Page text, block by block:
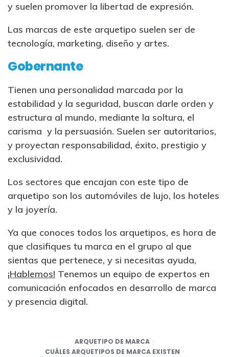
y suelen promover la libertad de expresión.
Las marcas de este arquetipo suelen ser de
tecnología, marketing, diseño y artes.
Gobernante
Tienen una personalidad marcada por la
estabilidad y la seguridad, buscan darle orden y
estructura al mundo, mediante la soltura, el
carisma y la persuasión. Suelen ser autoritarios,
y proyectan responsabilidad, éxito, prestigio y
exclusividad.
Los sectores que encajan con este tipo de
arquetipo son los automóviles de lujo, los hoteles
y la joyería.
Ya que conoces todos los arquetipos, es hora de
que clasifiques tu marca en el grupo al que
sientas que pertenece, y si necesitas ayuda,
¡Hablemos! Tenemos un equipo de expertos en
comunicación enfocados en desarrollo de marca
y presencia digital.
ARQUETIPO DE MARCA
CUÁLES ARQUETIPOS DE MARCA EXISTEN